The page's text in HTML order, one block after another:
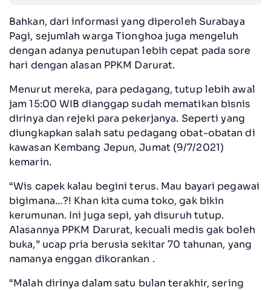
Bahkan, dari informasi yang diperoleh Surabaya
Pagi, sejumlah warga Tionghoa juga mengeluh
dengan adanya penutupan lebih cepat pada sore
hari dengan alasan PPKM Darurat.
Menurut mereka, para pedagang, tutup lebih awal
jam 15:00 WIB dianggap sudah mematikan bisnis
dirinya dan rejeki para pekerjanya. Seperti yang
diungkapkan salah satu pedagang obat-obatan di
kawasan Kembang Jepun, Jumat (9/7/2021)
kemarin.
“Wis capek kalau begini terus. Mau bayari pegawai
bigimana…?! Khan kita cuma toko, gak bikin
kerumunan. Ini juga sepi, yah disuruh tutup.
Alasannya PPKM Darurat, kecuali medis gak boleh
buka,” ucap pria berusia sekitar 70 tahunan, yang
namanya enggan dikorankan .
“Malah dirinya dalam satu bulan terakhir, sering